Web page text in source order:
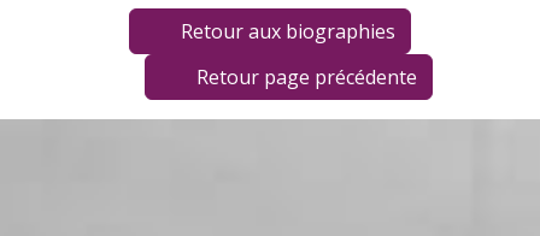
Retour aux biographies
Retour page précédente